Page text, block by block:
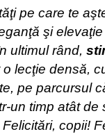
pe care te
şi
ultimul rând,
lecţie densă,
pe parcursul
un timp atât de
copii!